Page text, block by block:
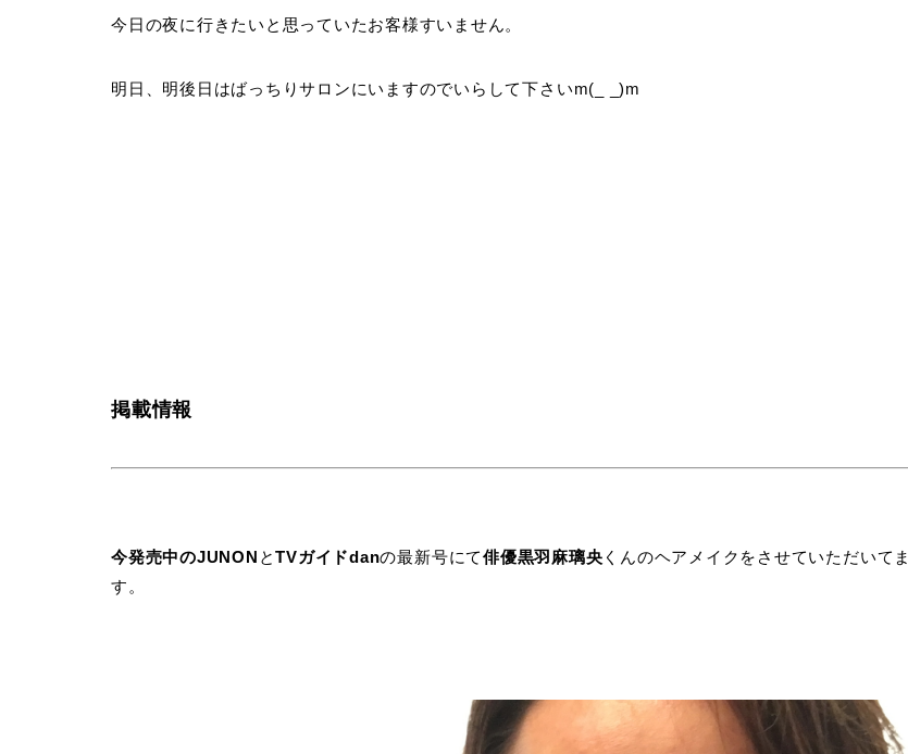
今日の夜に行きたいと思っていたお客様すいません。
明日、明後日はばっちりサロンにいますのでいらして下さいm(_ _)m
掲載情報
今発売中のJUNON とTVガイドdanの最新号にて俳優黒羽麻璃央 くんのヘアメイクをさせていただいてま
す。